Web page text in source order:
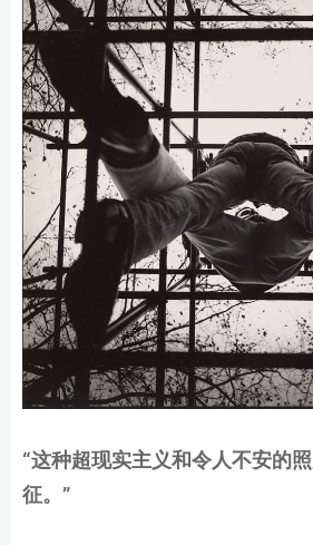
“这种超现实主义和令人不安的
征。”